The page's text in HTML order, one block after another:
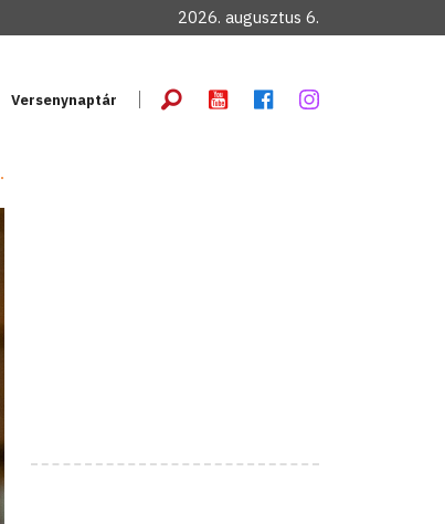
2026. augusztus 6.
Versenynaptár